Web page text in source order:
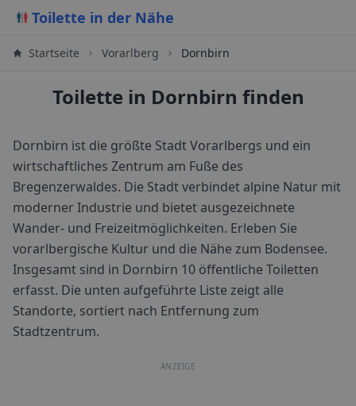
Toilette in der Nähe
Startseite Vorarlberg Dornbirn
Toilette in Dornbirn finden
Dornbirn ist die größte Stadt Vorarlbergs und ein
wirtschaftliches Zentrum am Fuße des
Bregenzerwaldes. Die Stadt verbindet alpine Natur mit
moderner Industrie und bietet ausgezeichnete
Wander- und Freizeitmöglichkeiten. Erleben Sie
vorarlbergische Kultur und die Nähe zum Bodensee.
Insgesamt sind in Dornbirn 10 öffentliche Toiletten
erfasst. Die unten aufgeführte Liste zeigt alle
Standorte, sortiert nach Entfernung zum
Stadtzentrum.
ANZEIGE